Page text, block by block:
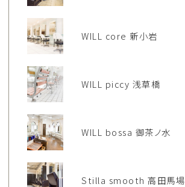
WILL core 新小岩
WILL piccy 浅草橋
WILL bossa 御茶ノ水
Stilla smooth 高田馬場